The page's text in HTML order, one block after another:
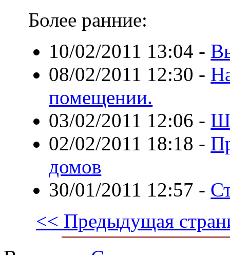
Более ранние:
10/02/2011 13:04 -
08/02/2011 12:30 -
помещении.
03/02/2011 12:06 -
02/02/2011 18:18 -
домов
30/01/2011 12:57 -
<< Предыдущая